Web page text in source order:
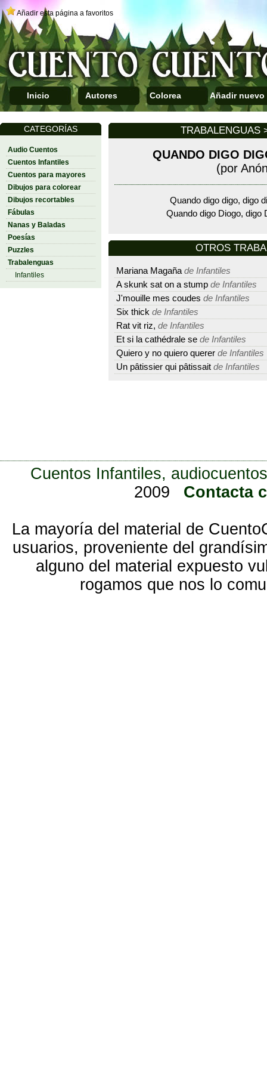
Añadir esta página a favoritos
Inicio Autores Colorea Añadir nuevo
CATEGORÍAS
Audio Cuentos
Cuentos Infantiles
Cuentos para mayores
Dibujos para colorear
Dibujos recortables
Fábulas
Nanas y Baladas
Poesías
Puzzles
Trabalenguas
Infantiles
TRABALENGUAS
QUANDO DIGO
(por
Quando digo digo, digo
Quando digo Diogo, digo
OTROS
Mariana Magaña de Infantiles
A skunk sat on a stump de Infantiles
J'mouille mes coudes de Infantiles
Six thick de Infantiles
Rat vit riz, de Infantiles
Et si la cathédrale se de Infantiles
Quiero y no quiero querer de Infantiles
Un pâtissier qui pâtissait de Infantiles
Cuentos Infantiles,
2009
Contacta
La mayoría del material de
usuarios, proveniente del
alguno del material expuesto
rogamos que nos lo